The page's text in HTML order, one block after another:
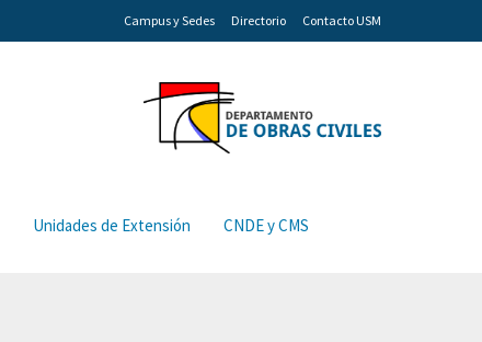
Campus y Sedes Directorio Contacto USM
Unidades de Extensión CNDE y CMS